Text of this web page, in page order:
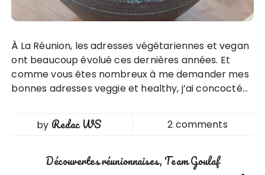
À La Réunion, les adresses végétariennes et vegan
ont beaucoup évolué ces dernières années. Et
comme vous êtes nombreux à me demander mes
bonnes adresses veggie et healthy, j’ai concocté…
by Redac WS 2 comments
Découvertes réunionnaises Team Goulaf